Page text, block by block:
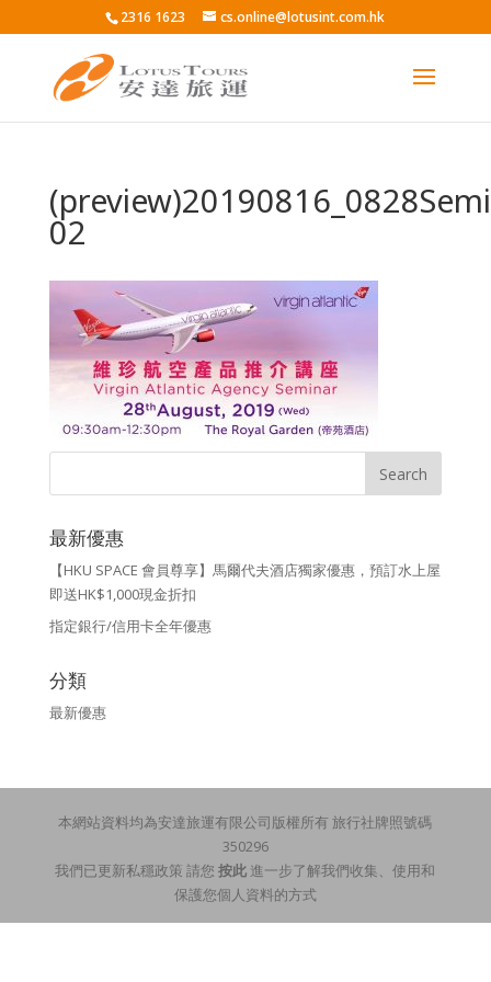
2316 1623 cs.online@lotusint.com.hk
02
最新優惠
【HKU SPACE 會員尊享】馬爾代夫酒店獨家優惠，預訂水上屋
即送HK$1,000現金折扣
指定銀行/信用卡全年優惠
分類
最新優惠
本網站資料均為安達旅運有限公司版權所有 旅行社牌照號碼
350296
我們已更新私穩政策 請您按此 進一步了解我們收集、使用和
保護您個人資料的方式